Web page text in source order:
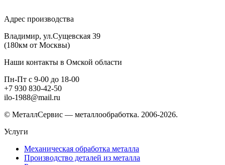
Адрес производства
Владимир, ул.Сущевская 39
(180км от Москвы)
Наши контакты в Омской области
Пн-Пт с 9-00 до 18-00
+7 930 830-42-50
ilo-1988@mail.ru
© МеталлСервис — металлообработка. 2006-2026.
Услуги
Механическая обработка металла
Производство деталей из металла